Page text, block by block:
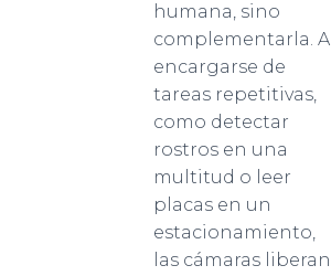
humana, sino
complementarla. Al
encargarse de
tareas repetitivas,
como detectar
rostros en una
multitud o leer
placas en un
estacionamiento,
las cámaras liberan